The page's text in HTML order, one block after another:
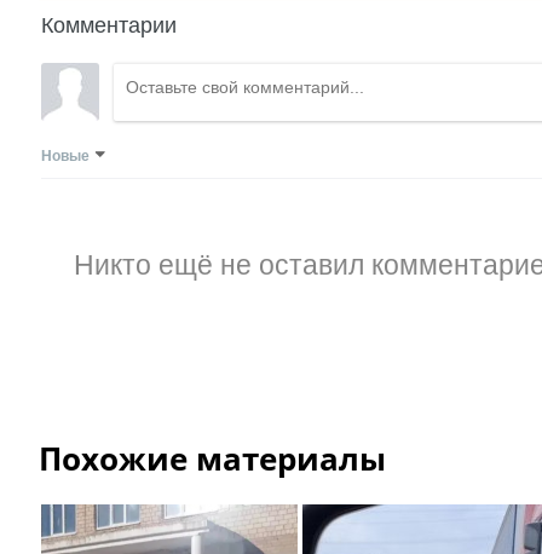
Комментарии
Новые
Никто ещё не оставил
Похожие материалы